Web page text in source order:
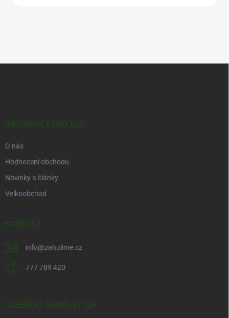
INFORMACE PRO VÁS
O nás
Hodnocení obchodu
Novinky a články
Velkoobchod
KONTAKT
info@zahulime.cz
777 789 420
ODEBÍRAT NEWSLETTER